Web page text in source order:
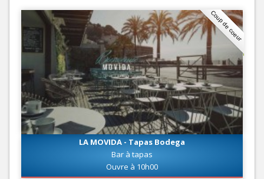
Coup de coeur
LA MOVIDA - Tapas Bodega
Bar à tapas
Ouvre à 10h00